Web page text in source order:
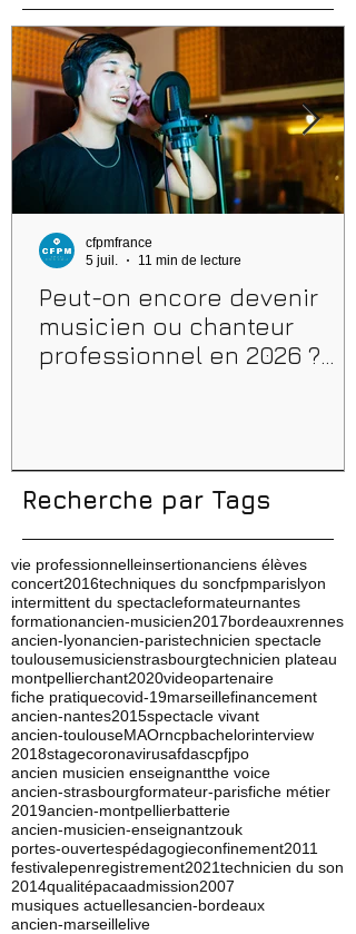
Peut-on encore devenir
musicien ou chanteur
professionnel en 2026 ?
cfpmfrance
5 juil.
11 min de lecture
Recherche par Tags
vie professionnelleinsertionanciens élèves
concert2016techniques du soncfpmparislyon
intermittent du spectacleformateurnantes
formationancien-musicien2017bordeauxrennes
ancien-lyonancien-paristechnicien spectacle
toulousemusicienstrasbourgtechnicien plateau
montpellierchant2020videopartenaire
fiche pratiquecovid-19marseillefinancement
ancien-nantes2015spectacle vivant
ancien-toulouseMAOrncpbachelorinterview
2018stagecoronavirusafdascpfjpo
ancien musicien enseignantthe voice
ancien-strasbourgformateur-parisfiche métier
2019ancien-montpellierbatterie
ancien-musicien-enseignantzouk
portes-ouvertespédagogieconfinement2011
festivalepenregistrement2021technicien du son
2014qualitépacaadmission2007
musiques actuellesancien-bordeaux
ancien-marseillelive